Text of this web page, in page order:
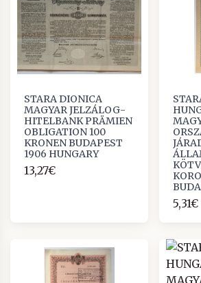
STARA DIONICA
MAGYAR JELZÁLOG-
HITELBANK PRÄMIEN
OBLIGATION 100
KRONEN BUDAPEST
1906 HUNGARY
13,27€
5,31€